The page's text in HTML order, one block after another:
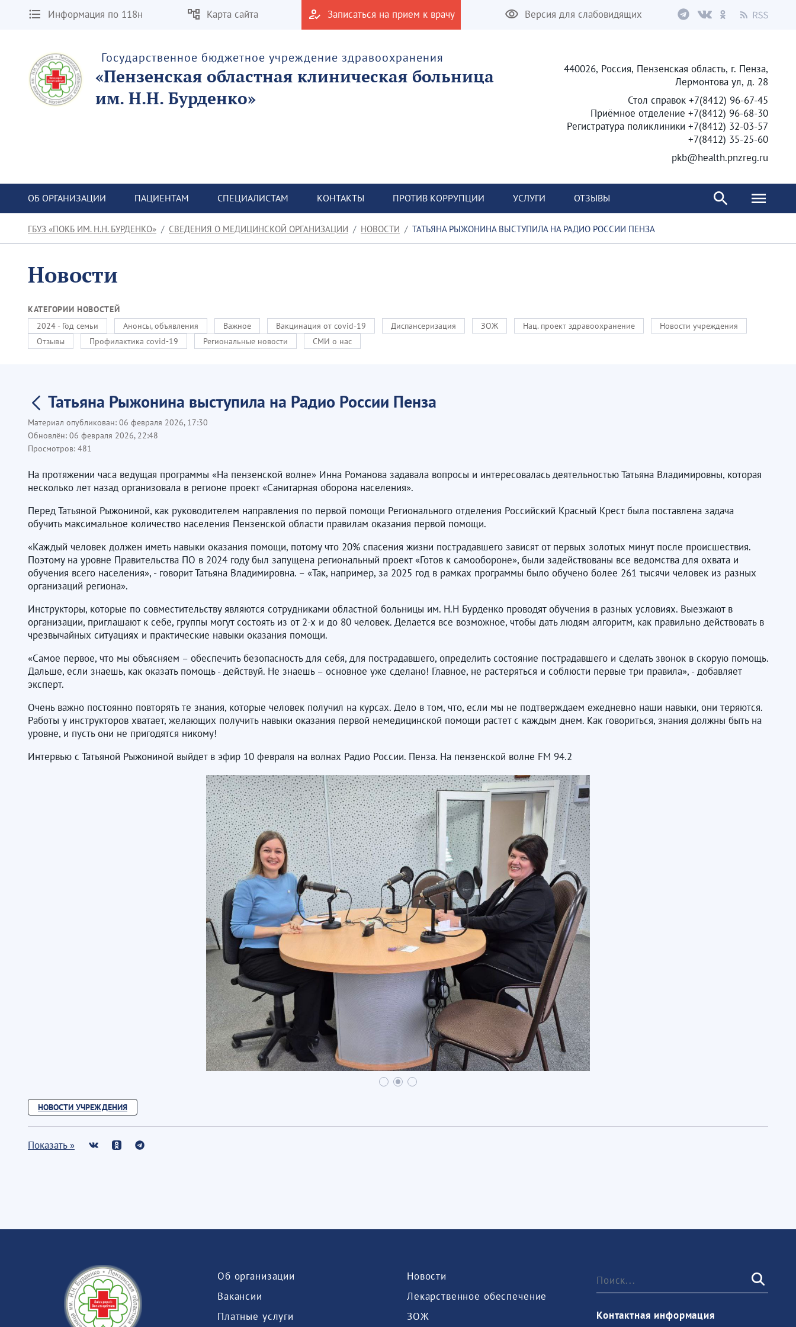
Информация по 118н Карта сайта Записаться на прием к врачу Версия для слабовидящих
Государственное бюджетное учреждение здравоохранения
«Пензенская областная клиническая больница
им. Н.Н. Бурденко»
440026, Россия, Пензенская область, г. Пенза,
Лермонтова ул, д. 28
Стол справок +7(8412) 96-67-45
Приёмное отделение +7(8412) 96-68-30
Регистратура поликлиники +7(8412) 32-03-57
+7(8412) 35-25-60
pkb@health.pnzreg.ru
ОБ ОРГАНИЗАЦИИ ПАЦИЕНТАМ СПЕЦИАЛИСТАМ КОНТАКТЫ ПРОТИВ КОРРУПЦИИ УСЛУГИ ОТЗЫВЫ
ГБУЗ «ПОКБ ИМ. Н.Н. БУРДЕНКО» СВЕДЕНИЯ О МЕДИЦИНСКОЙ ОРГАНИЗАЦИИ НОВОСТИ ТАТЬЯНА РЫЖОНИНА ВЫСТУПИЛА НА РАДИО РОССИИ ПЕНЗА
Новости
КАТЕГОРИИ НОВОСТЕЙ
2024 - Год семьи
Анонсы, объявления Важное Вакцинация от covid-19 Диспансеризация ЗОЖ Нац. проект здравоохранение
Новости учреждения
Отзывы
Профилактика covid-19 Региональные новости СМИ о нас
Татьяна Рыжонина выступила на Радио России Пенза
Материал опубликован: 06 февраля 2026, 17:30
Обновлён: 06 февраля 2026, 22:48
Просмотров: 481
На протяжении часа ведущая программы «На пензенской волне» Инна Романова задавала вопросы и интересовалась деятельностью Татьяна Владимировны, которая
несколько лет назад организовала в регионе проект «Санитарная оборона населения».
Перед Татьяной Рыжониной, как руководителем направления по первой помощи Регионального отделения Российский Красный Крест была поставлена задача
обучить максимальное количество населения Пензенской области правилам оказания первой помощи.
«Каждый человек должен иметь навыки оказания помощи, потому что 20% спасения жизни пострадавшего зависят от первых золотых минут после происшествия.
Поэтому на уровне Правительства ПО в 2024 году был запущена региональный проект «Готов к самообороне», были задействованы все ведомства для охвата и
обучения всего населения», - говорит Татьяна Владимировна. – «Так, например, за 2025 год в рамках программы было обучено более 261 тысячи человек из разных
организаций региона».
Инструкторы, которые по совместительству являются сотрудниками областной больницы им. Н.Н Бурденко проводят обучения в разных условиях. Выезжают в
организации, приглашают к себе, группы могут состоять из от 2-х и до 80 человек. Делается все возможное, чтобы дать людям алгоритм, как правильно действовать в
чрезвычайных ситуациях и практические навыки оказания помощи.
«Самое первое, что мы объясняем – обеспечить безопасность для себя, для пострадавшего, определить состояние пострадавшего и сделать звонок в скорую помощь.
Дальше, если знаешь, как оказать помощь - действуй. Не знаешь – основное уже сделано! Главное, не растеряться и соблюсти первые три правила», - добавляет
эксперт.
Очень важно постоянно повторять те знания, которые человек получил на курсах. Дело в том, что, если мы не подтверждаем ежедневно наши навыки, они теряются.
Работы у инструкторов хватает, желающих получить навыки оказания первой немедицинской помощи растет с каждым днем. Как говориться, знания должны быть на
уровне, и пусть они не пригодятся никому!
Интервью с Татьяной Рыжониной выйдет в эфир 10 февраля на волнах Радио России. Пенза. На пензенской волне FM 94.2
НОВОСТИ УЧРЕЖДЕНИЯ
Показать »
Об организации
Вакансии
Платные услуги
Новости
Лекарственное обеспечение
ЗОЖ
Контактная информация